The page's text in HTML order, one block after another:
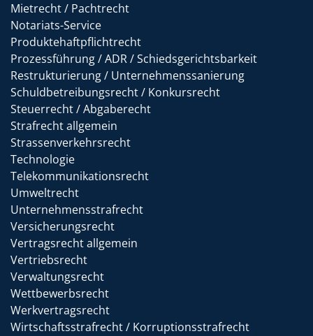
Mietrecht / Pachtrecht
Notariats-Service
Produktehaftpflichtrecht
Prozessführung / ADR / Schiedsgerichtsbarkeit
Restrukturierung / Unternehmenssanierung
Schuldbetreibungsrecht / Konkursrecht
Steuerrecht / Abgaberecht
Strafrecht allgemein
Strassenverkehrsrecht
Technologie
Telekommunikationsrecht
Umweltrecht
Unternehmensstrafrecht
Versicherungsrecht
Vertragsrecht allgemein
Vertriebsrecht
Verwaltungsrecht
Wettbewerbsrecht
Werkvertragsrecht
Wirtschaftsstrafrecht / Korruptionsstrafrecht